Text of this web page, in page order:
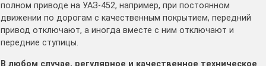
полном приводе на УАЗ-452, например, при постоянном
движении по дорогам с качественным покрытием, передний
привод отключают, а иногда вместе с ним отключают и
передние ступицы.
В любом случае, регулярное и качественное техническое